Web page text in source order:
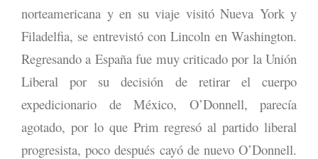
norteamericana y en su viaje visitó Nueva York y
Filadelfia, se entrevistó con Lincoln en Washington.
Regresando a España fue muy criticado por la Unión
Liberal por su decisión de retirar el cuerpo
expedicionario de México, O’Donnell, parecía
agotado, por lo que Prim regresó al partido liberal
progresista, poco después cayó de nuevo O’Donnell.